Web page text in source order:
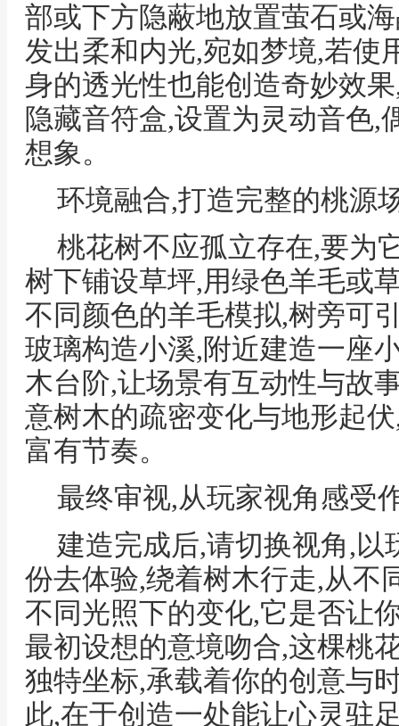
部或下方隐蔽地放置萤石或
发出柔和内光,宛如梦境,若使
身的透光性也能创造奇妙效
隐藏音符盒,设置为灵动音色,
想象。
环境融合,打造完整的桃源
桃花树不应孤立存在,要为
树下铺设草坪,用绿色羊毛或
不同颜色的羊毛模拟,树旁可
玻璃构造小溪,附近建造一座
木台阶,让场景有互动性与故
意树木的疏密变化与地形起
富有节奏。
最终审视,从玩家视角感受
建造完成后,请切换视角,
份去体验,绕着树木行走,从不
不同光照下的变化,它是否让
最初设想的意境吻合,这棵桃
独特坐标,承载着你的创意与
此,在于创造一处能让心灵驻